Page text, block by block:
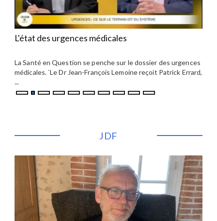
L'état des urgences médicales
La Santé en Question se penche sur le dossier des urgences
médicales. `Le Dr Jean-François Lemoine reçoit Patrick Errard,
...
JDF